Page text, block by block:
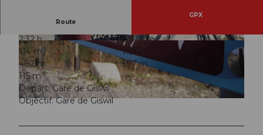
© Obwalden Tourismus, Obwalden Tourismus
© Obwalden Tourismus, Obwalden Tourismus © Obwalden Tourismus, Obwalden Tourismus
Route
GPX
2:32 h
9,73 km
114 m
115 m
482 m
597 m
115 m
Départ: Gare de Giswil
Objectif: Gare de Giswil